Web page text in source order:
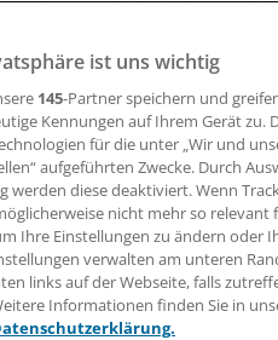
aus der Ukraine nach
TB-Fallzahlen in
Leserin, lieber
Beitrag können Sie
Jetzt anmelden »
ist uns wichtig
145-Partner speichern und
Kennungen auf Ihrem Gerät zu.
für die unter „Wir und
aufgeführten Zwecke. Durch
werden diese deaktiviert. Wenn
nicht mehr so relevant
Ihre Einstellungen zu ändern oder
verwalten am unteren
links auf der Webseite, falls
Informationen finden Sie in